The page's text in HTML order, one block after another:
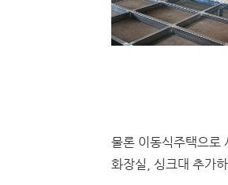
물론 이동식주택으로
화장실, 싱크대 추가